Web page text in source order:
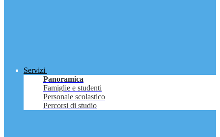
Servizi
Panoramica
Famiglie e studenti
Personale scolastico
Percorsi di studio